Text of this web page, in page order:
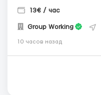
13€ / час
Group Working
10 часов назад